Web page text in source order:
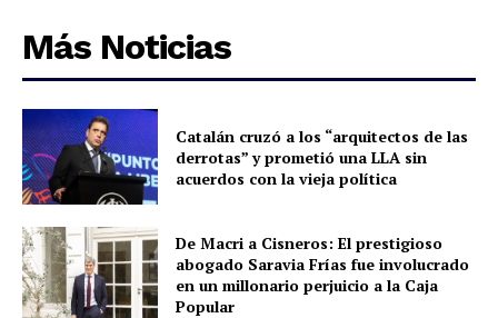
Más Noticias
Catalán cruzó a los “arquitectos de las
derrotas” y prometió una LLA sin
acuerdos con la vieja política
De Macri a Cisneros: El prestigioso
abogado Saravia Frías fue involucrado
en un millonario perjuicio a la Caja
Popular